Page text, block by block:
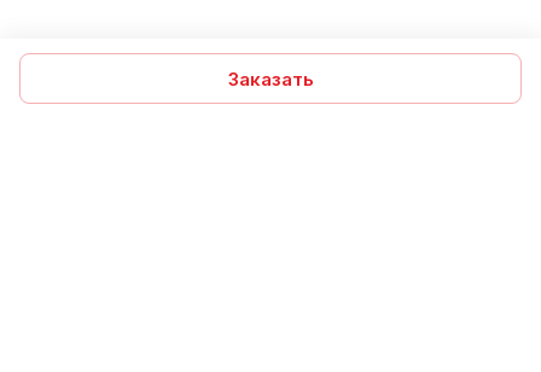
Заказать